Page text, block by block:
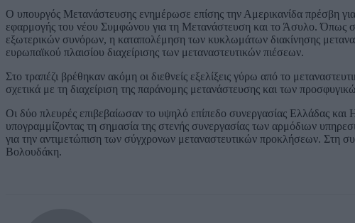
Ο υπουργός Μετανάστευσης ενημέρωσε επίσης την Αμερικανίδα πρέσβη
εφαρμογής του νέου Συμφώνου για τη Μετανάστευση και το Άσυλο. Όπως
εξωτερικών συνόρων, η καταπολέμηση των κυκλωμάτων διακίνησης
ευρωπαϊκού πλαισίου διαχείρισης των μεταναστευτικών πιέσεων.
Στο τραπέζι βρέθηκαν ακόμη οι διεθνείς εξελίξεις γύρω από το
σχετικά με τη διαχείριση της παράνομης μετανάστευσης και των
Οι δύο πλευρές επιβεβαίωσαν το υψηλό επίπεδο συνεργασίας Ελλάδας
υπογραμμίζοντας τη σημασία της στενής συνεργασίας των αρμόδιων
για την αντιμετώπιση των σύγχρονων μεταναστευτικών προκλήσεων. Στη
Βολουδάκη.